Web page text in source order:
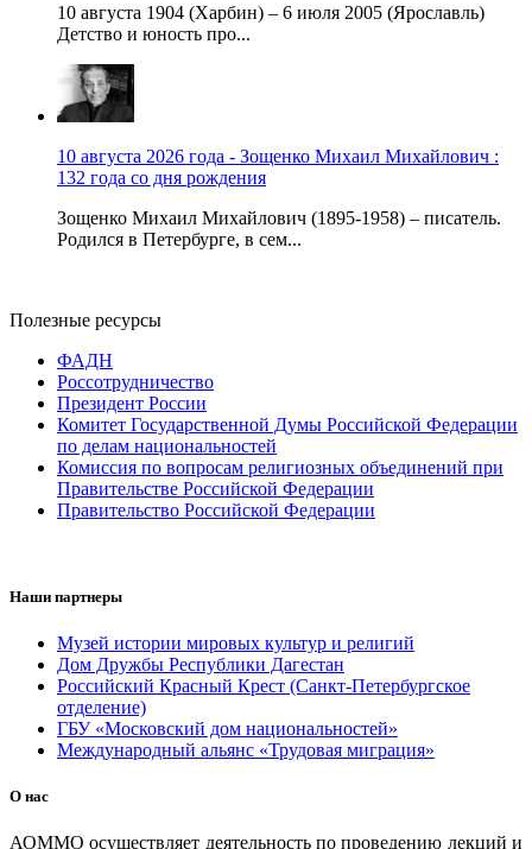
10 августа 1904 (Харбин) – 6 июля 2005 (Ярославль)
Детство и юность про...
10 августа 2026 года - Зощенко Михаил Михайлович :
132 года со дня рождения
Зощенко Михаил Михайлович (1895-1958) – писатель.
Родился в Петербурге, в сем...
Полезные ресурсы
ФАДН
Россотрудничество
Президент России
Комитет Государственной Думы Российской Федерации
по делам национальностей
Комиссия по вопросам религиозных объединений при
Правительстве Российской Федерации
Правительство Российской Федерации
Наши партнеры
Музей истории мировых культур и религий
Дом Дружбы Республики Дагестан
Российский Красный Крест (Санкт-Петербургское
отделение)
ГБУ «Московский дом национальностей»
Международный альянс «Трудовая миграция»
О нас
АОММО осуществляет деятельность по проведению лекций и